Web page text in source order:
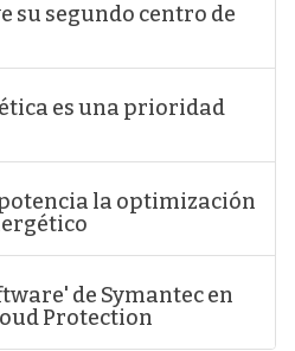
segundo centro de
es una prioridad
la optimización
de Symantec en
Protection